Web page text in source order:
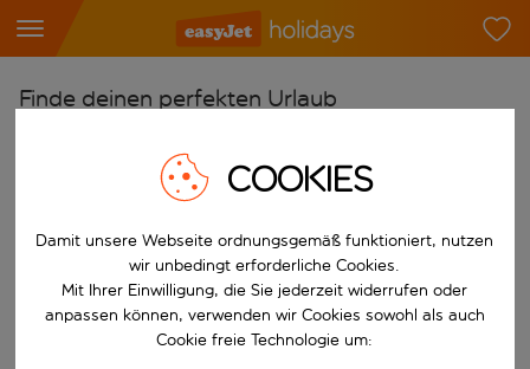
Finde deinen perfekten Urlaub
Flughafen wählen
Beginne mit der Eingabe für die automatische
Reiseziel wählen
Nach
Reisezeitraum wählen
Wann
COOKIES
Damit unsere Webseite ordnungsgemäß funktioniert, nutzen
wir unbedingt erforderliche Cookies.
Mit Ihrer Einwilligung, die Sie jederzeit widerrufen oder
anpassen können, verwenden wir Cookies sowohl als auch
Cookie freie Technologie um: